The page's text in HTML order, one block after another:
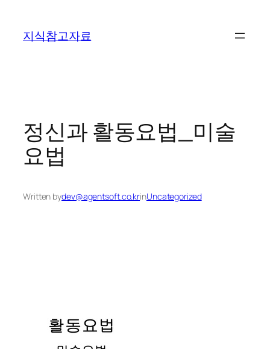
지식참고자료
정신과 활동요법_미술
요법
Written bydev@agentsoft.co.krinUncategorized